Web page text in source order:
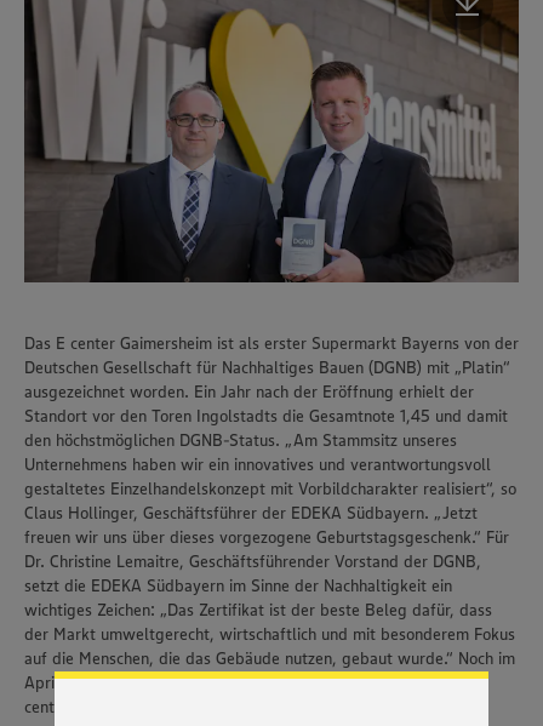
Wir setzen Cookies und andere Technologien ein, um Ihnen
ein bestmögliches Nutzungserlebnis unserer Website zu
ermöglichen. Wir verwenden Ihre Daten, um unsere
Website zu personalisieren und Ihnen möglichst relevante
Inhalte anzubieten. Ihre Einwilligung in die Nutzung von
Cookies und anderer Technologien ist freiwillig und kann
Das E center Gaimersheim ist als erster Supermarkt Bayerns von der
Deutschen Gesellschaft für Nachhaltiges Bauen (DGNB) mit „Platin“
ausgezeichnet worden. Ein Jahr nach der Eröffnung erhielt der
Standort vor den Toren Ingolstadts die Gesamtnote 1,45 und damit
den höchstmöglichen DGNB-Status. „Am Stammsitz unseres
Unternehmens haben wir ein innovatives und verantwortungsvoll
gestaltetes Einzelhandelskonzept mit Vorbildcharakter realisiert“, so
Claus Hollinger, Geschäftsführer der EDEKA Südbayern. „Jetzt
freuen wir uns über dieses vorgezogene Geburtstagsgeschenk.“ Für
Dr. Christine Lemaitre, Geschäftsführender Vorstand der DGNB,
setzt die EDEKA Südbayern im Sinne der Nachhaltigkeit ein
wichtiges Zeichen: „Das Zertifikat ist der beste Beleg dafür, dass
der Markt umweltgerecht, wirtschaftlich und mit besonderem Fokus
auf die Menschen, die das Gebäude nutzen, gebaut wurde.“ Noch im
April 2017 werden die Feierlichkeiten zum 1. Geburtstag des E
center Gaimersheim beginnen.